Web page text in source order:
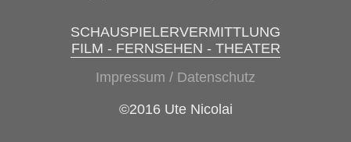
SCHAUSPIELERVERMITTLUNG
FILM - FERNSEHEN - THEATER
Impressum / Datenschutz
©2016 Ute Nicolai